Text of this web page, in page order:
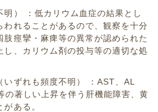
明） ：低カリウム血症の結果とし
われることがあるので、観察を十分
肢痙攣・麻痺等の異常が認められた
し、カリウム剤の投与等の適切な処
いずれも頻度不明） ：AST、AL
著しい上昇を伴う肝機能障害、黄
ある。